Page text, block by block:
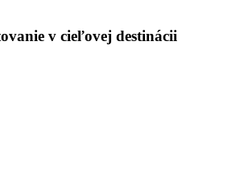
v cieľovej destinácii